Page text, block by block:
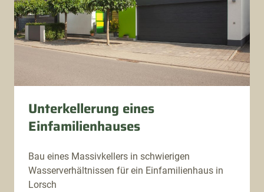
Unterkellerung eines
Einfamilienhauses
Bau eines Massivkellers in schwierigen
Wasserverhältnissen für ein Einfamilienhaus in
Lorsch